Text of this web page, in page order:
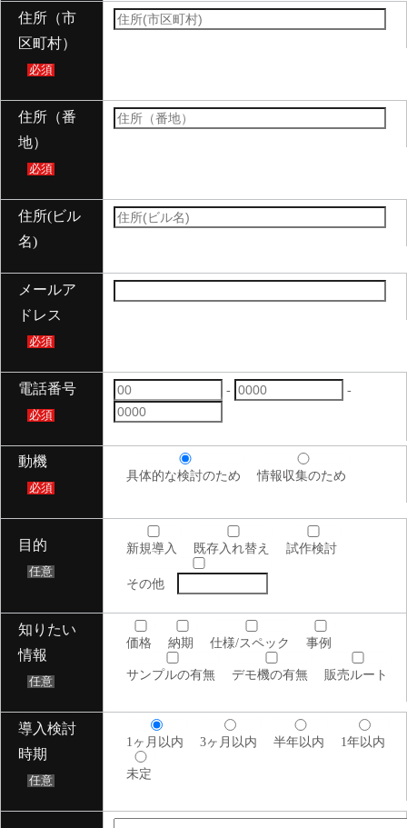
住所（市
区町村）
必須
住所（番
地）
必須
住所(ビル
名)
メールア
ドレス
必須
電話番号
必須
- -
動機
必須
具体的な検討のため 情報収集のため
目的
任意
新規導入 既存入れ替え 試作検討
その他
知りたい
情報
任意
価格 納期 仕様/スペック 事例
サンプルの有無 デモ機の有無 販売ルート
導入検討
時期
任意
1ヶ月以内 3ヶ月以内 半年以内 1年以内
未定